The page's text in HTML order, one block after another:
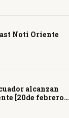
Noti Oriente
alcanzan
[20de febrero